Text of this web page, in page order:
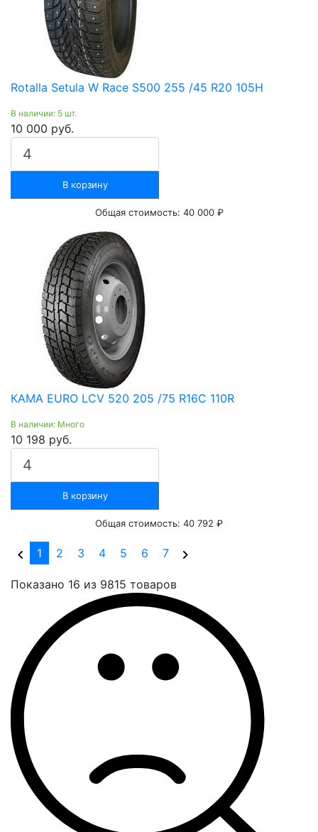
Rotalla Setula W Race S500 255 /45 R20 105H
В наличии: 5 шт.
10 000 руб.
В корзину
Общая стоимость: 40 000 ₽
КАМА EURO LCV 520 205 /75 R16С 110R
В наличии: Много
10 198 руб.
В корзину
Общая стоимость: 40 792 ₽
1 (current)
2 3 4 5 6 7
Показано 16 из 9815 товаров